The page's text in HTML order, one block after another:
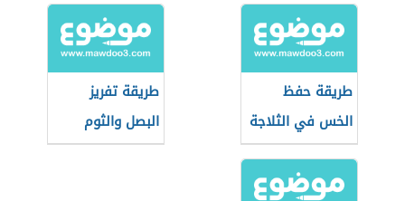
طريقة حفظ
الخس في الثلاجة
طريقة تفريز
البصل والثوم